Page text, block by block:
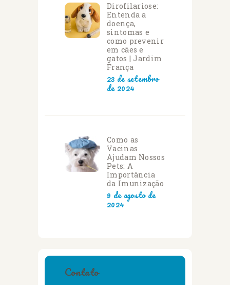
Dirofilariose:
Entenda a
doença,
sintomas e
como prevenir
em cães e
gatos | Jardim
França
23 de setembro
de 2024
Como as
Vacinas
Ajudam Nossos
Pets: A
Importância
da Imunização
9 de agosto de
2024
Contato